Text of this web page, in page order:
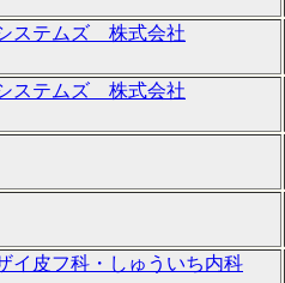
ステムズ 株式会社
ステムズ 株式会社
皮フ科・しゅういち内科